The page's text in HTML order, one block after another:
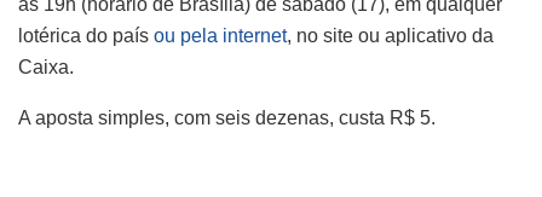
as 19h (horário de Brasília) de sábado (17), em qualquer
lotérica do país ou pela internet, no site ou aplicativo da
Caixa.
A aposta simples, com seis dezenas, custa R$ 5.